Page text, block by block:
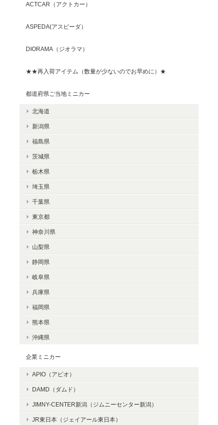
ACTCAR（アクトカー）
ASPEDA(アスピーダ）
DIORAMA（ジオラマ）
★★再入荷アイテム（数量が少ないのでお早めに）★
都道府県ご当地ミニカー
北海道
新潟県
福島県
茨城県
栃木県
埼玉県
千葉県
東京都
神奈川県
山梨県
静岡県
岐阜県
兵庫県
福岡県
熊本県
沖縄県
企業ミニカー
APIO（アピオ）
DAMD（ダムド）
JIMNY-CENTER新潟（ジムニーセンター新潟）
JR東日本（ジェイアール東日本）